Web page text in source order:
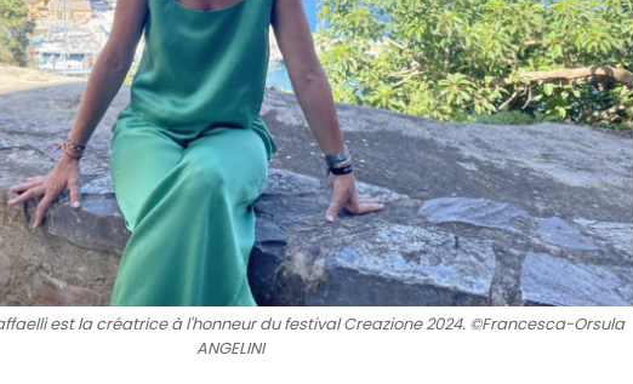
est la créatrice à l'honneur du festival Creazione 2024. ©Francesca-Orsula
ANGELINI